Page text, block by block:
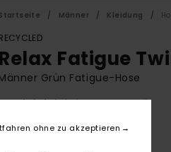
Männer Kleidung
Relax Fatigue
Grün Fatigue-Hose
ECO-BONUSohne zu akzeptieren